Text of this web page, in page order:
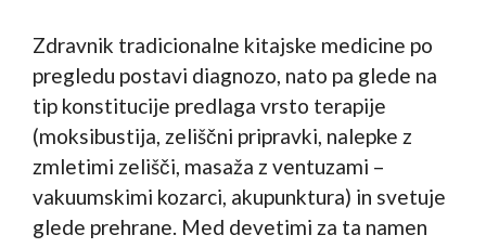
Zdravnik tradicionalne kitajske medicine po
pregledu postavi diagnozo, nato pa glede na
tip konstitucije predlaga vrsto terapije
(moksibustija, zeliščni pripravki, nalepke z
zmletimi zelišči, masaža z ventuzami –
vakuumskimi kozarci, akupunktura) in svetuje
glede prehrane. Med devetimi za ta namen